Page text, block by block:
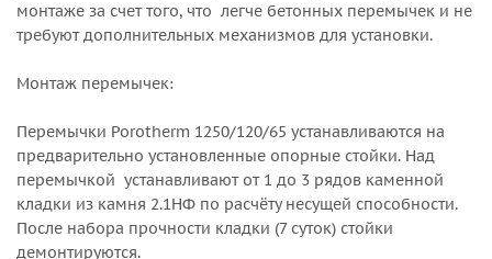
монтаже за счет того, что легче бетонных перемычек и не
требуют дополнительных механизмов для установки.
Монтаж перемычек:
Перемычки Porotherm 1250/120/65 устанавливаются на
предварительно установленные опорные стойки. Над
перемычкой устанавливают от 1 до 3 рядов каменной
кладки из камня 2.1НФ по расчёту несущей способности.
После набора прочности кладки (7 суток) стойки
демонтируются.